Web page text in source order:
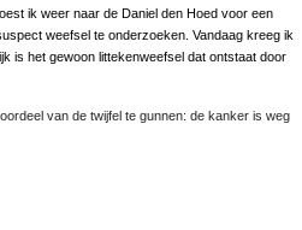
ik weer naar de Daniel den Hoed voor een
weefsel te onderzoeken. Vandaag kreeg ik
is het gewoon littekenweefsel dat ontstaat door
van de twijfel te gunnen: de kanker is weg